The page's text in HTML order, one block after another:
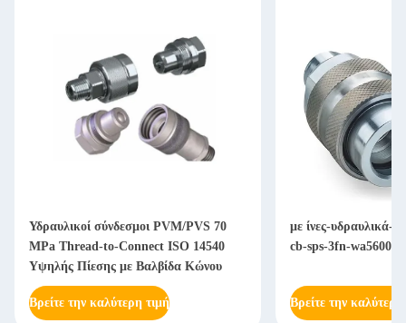
Υδραυλικοί σύνδεσμοι PVM/PVS 70
MPa Thread-to-Connect ISO 14540
Υψηλής Πίεσης με Βαλβίδα Κώνου
Βρείτε την καλύτερη τιμή
με ίνες-υδραυλικά-
cb-sps-3fn-wa56000
Βρείτε την καλύτερη